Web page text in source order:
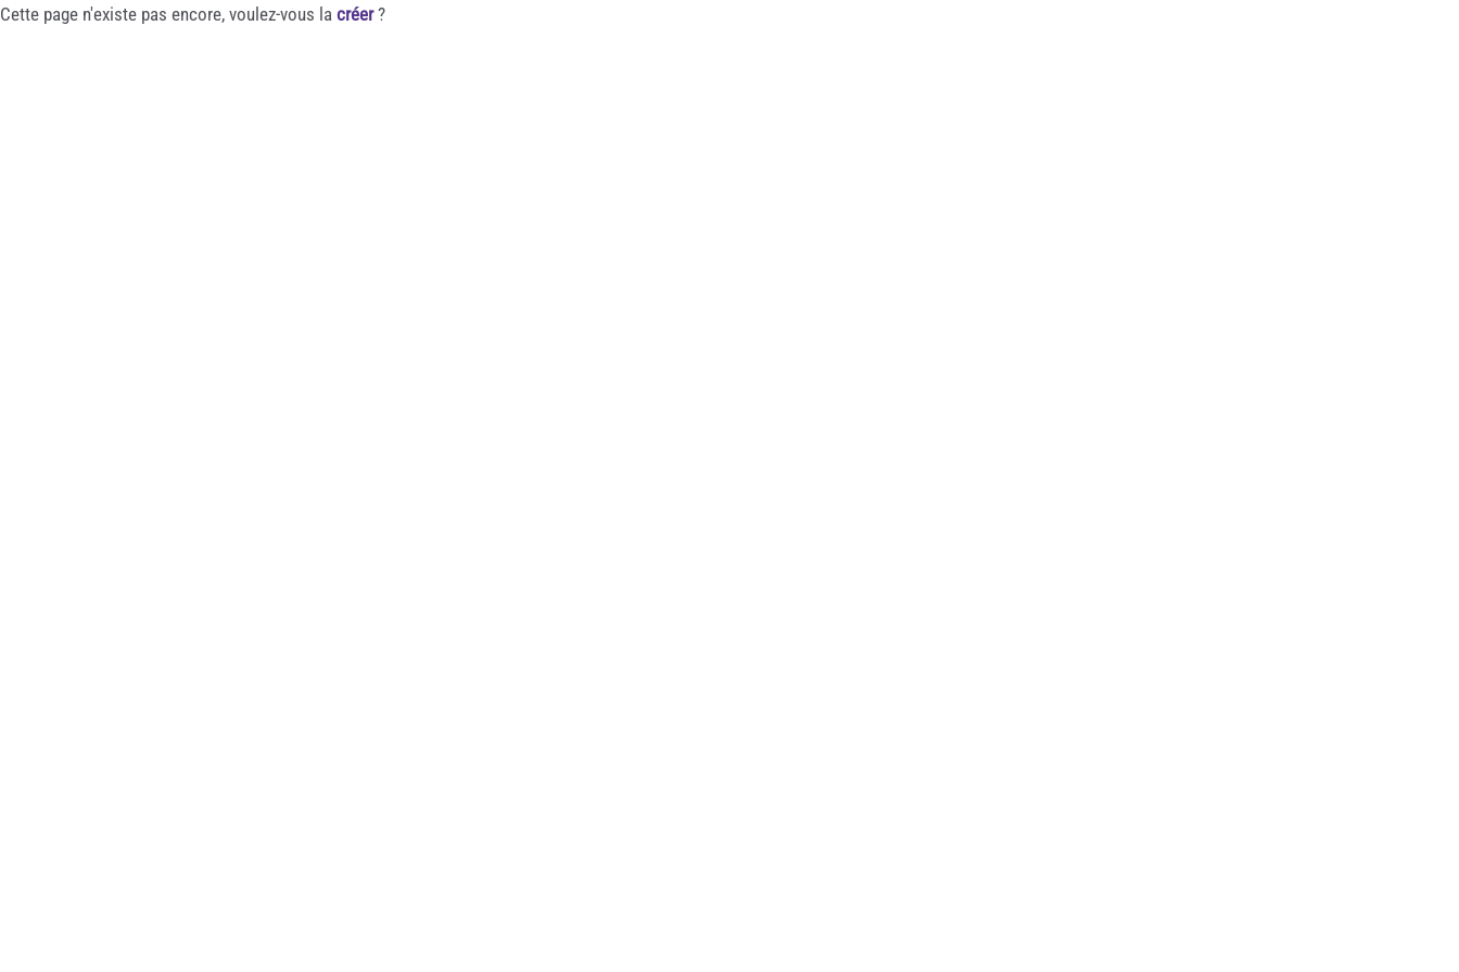
Cette page n'existe pas encore, voulez-vous la créer?